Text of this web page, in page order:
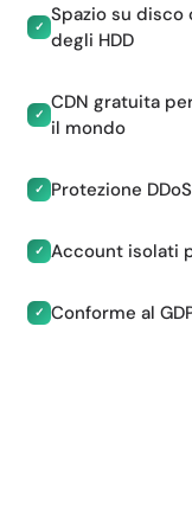
✓
Spazio su disco
degli HDD
✓
CDN gratuita
il mondo
✓ Protezione
✓ Account isolati
✓ Conforme al